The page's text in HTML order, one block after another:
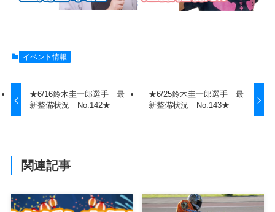
イベント情報
★6/16鈴木圭一郎選手 最
新整備状況 No.142★
★6/25鈴木圭一郎選手 最
新整備状況 No.143★
関連記事